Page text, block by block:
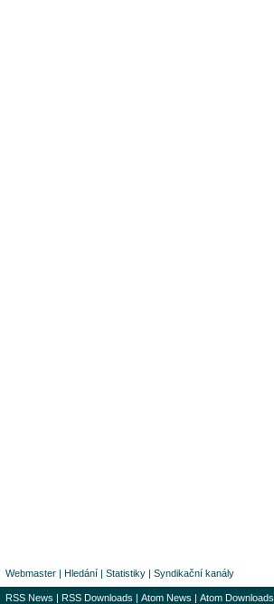
Webmaster | Hledání | Statistiky | Syndikační kanály
RSS News | RSS Downloads | Atom News | Atom Downloads